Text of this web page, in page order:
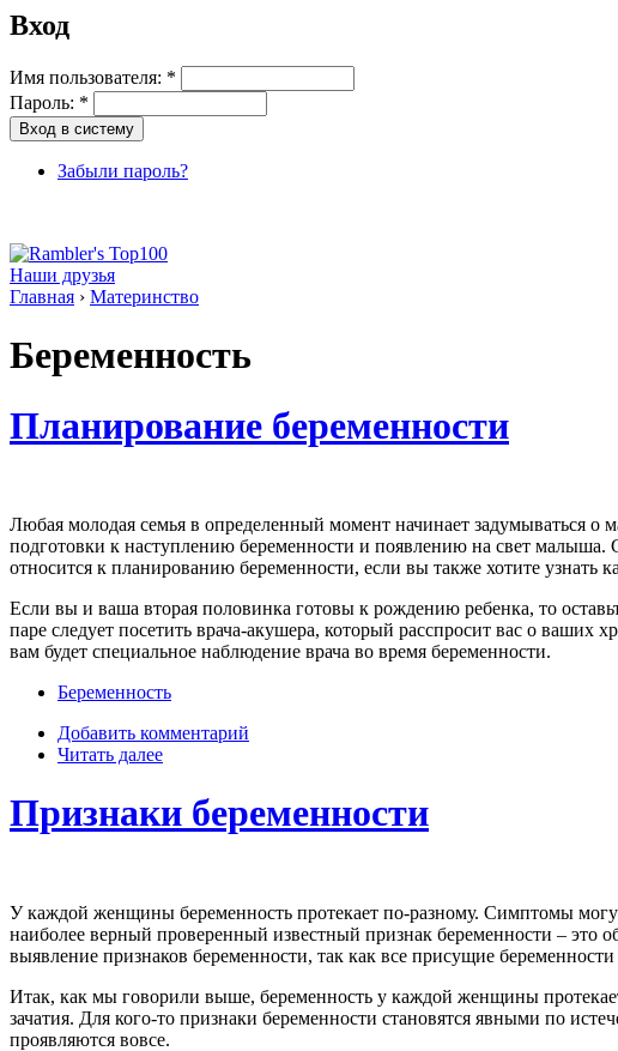
Вход
Имя пользователя: *
Пароль: *
Забыли пароль?
Наши друзья
Главная › Материнство
Беременность
Планирование беременности
Любая молодая семья в определенный момент начинает задумываться
подготовки к наступлению беременности и появлению на свет малыша.
относится к планированию беременности, если вы также хотите узнать
Если вы и ваша вторая половинка готовы к рождению ребенка, то
паре следует посетить врача-акушера, который расспросит вас о
вам будет специальное наблюдение врача во время беременности.
Беременность
Добавить комментарий
Читать далее
Признаки беременности
У каждой женщины беременность протекает по-разному. Симптомы
наиболее верный проверенный известный признак беременности – это
выявление признаков беременности, так как все присущие
Итак, как мы говорили выше, беременность у каждой женщины
зачатия. Для кого-то признаки беременности становятся явными по
проявляются вовсе.